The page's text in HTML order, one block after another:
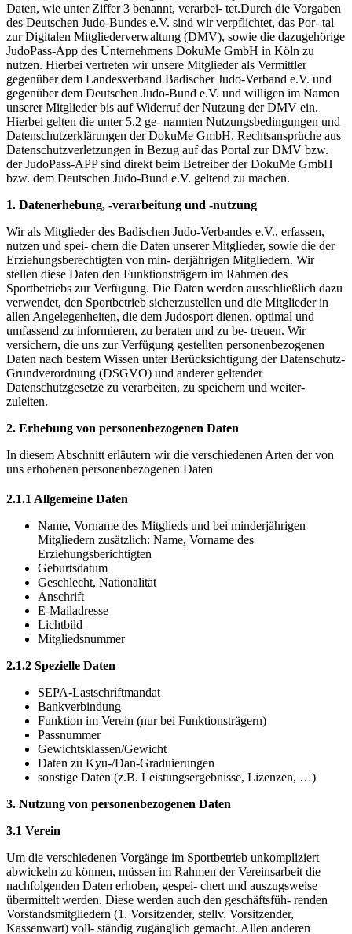
Daten, wie unter Ziffer 3 benannt, verarbei- tet.Durch die Vorgaben
des Deutschen Judo-Bundes e.V. sind wir verpflichtet, das Por- tal
zur Digitalen Mitgliederverwaltung (DMV), sowie die dazugehörige
JudoPass-App des Unternehmens DokuMe GmbH in Köln zu
nutzen. Hierbei vertreten wir unsere Mitglieder als Vermittler
gegenüber dem Landesverband Badischer Judo-Verband e.V. und
gegenüber dem Deutschen Judo-Bund e.V. und willigen im Namen
unserer Mitglieder bis auf Widerruf der Nutzung der DMV ein.
Hierbei gelten die unter 5.2 ge- nannten Nutzungsbedingungen und
Datenschutzerklärungen der DokuMe GmbH. Rechtsansprüche aus
Datenschutzverletzungen in Bezug auf das Portal zur DMV bzw.
der JudoPass-APP sind direkt beim Betreiber der DokuMe GmbH
bzw. dem Deutschen Judo-Bund e.V. geltend zu machen.
1. Datenerhebung, -verarbeitung und -nutzung
Wir als Mitglieder des Badischen Judo-Verbandes e.V., erfassen,
nutzen und spei- chern die Daten unserer Mitglieder, sowie die der
Erziehungsberechtigten von min- derjährigen Mitgliedern. Wir
stellen diese Daten den Funktionsträgern im Rahmen des
Sportbetriebs zur Verfügung. Die Daten werden ausschließlich dazu
verwendet, den Sportbetrieb sicherzustellen und die Mitglieder in
allen Angelegenheiten, die dem Judosport dienen, optimal und
umfassend zu informieren, zu beraten und zu be- treuen. Wir
versichern, die uns zur Verfügung gestellten personenbezogenen
Daten nach bestem Wissen unter Berücksichtigung der Datenschutz-
Grundverordnung (DSGVO) und anderer geltender
Datenschutzgesetze zu verarbeiten, zu speichern und weiter-
zuleiten.
2. Erhebung von personenbezogenen Daten
In diesem Abschnitt erläutern wir die verschiedenen Arten der von
uns erhobenen personenbezogenen Daten
2.1.1 Allgemeine Daten
Name, Vorname des Mitglieds und bei minderjährigen
Mitgliedern zusätzlich: Name, Vorname des
Erziehungsberichtigten
Geburtsdatum
Geschlecht, Nationalität
Anschrift
E-Mailadresse
Lichtbild
Mitgliedsnummer
2.1.2 Spezielle Daten
SEPA-Lastschriftmandat
Bankverbindung
Funktion im Verein (nur bei Funktionsträgern)
Passnummer
Gewichtsklassen/Gewicht
Daten zu Kyu-/Dan-Graduierungen
sonstige Daten (z.B. Leistungsergebnisse, Lizenzen, …)
3. Nutzung von personenbezogenen Daten
3.1 Verein
Um die verschiedenen Vorgänge im Sportbetrieb unkompliziert
abwickeln zu können, müssen im Rahmen der Vereinsarbeit die
nachfolgenden Daten erhoben, gespei- chert und auszugsweise
übermittelt werden. Diese werden auch den geschäftsfüh- renden
Vorstandsmitgliedern (1. Vorsitzender, stellv. Vorsitzender,
Kassenwart) voll- ständig zugänglich gemacht. Allen anderen